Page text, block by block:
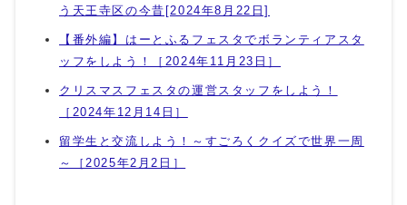
う天王寺区の今昔[2024年8月22日]
【番外編】はーとふるフェスタでボランティアスタ
ッフをしよう！［2024年11月23日］
クリスマスフェスタの運営スタッフをしよう！
［2024年12月14日］
留学生と交流しよう！～すごろくクイズで世界一周
～［2025年2月2日］